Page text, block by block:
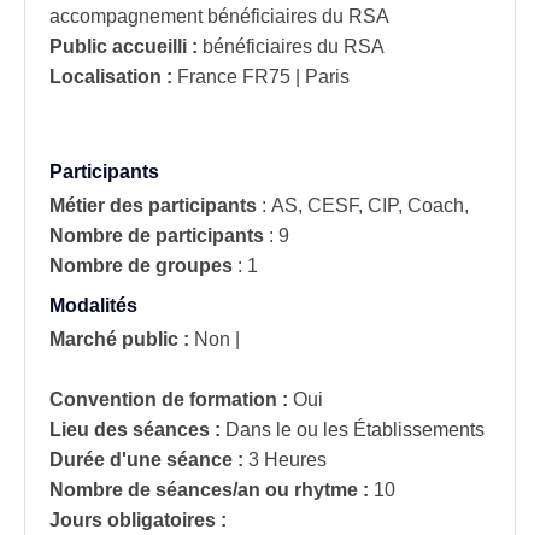
accompagnement bénéficiaires du RSA
Public accueilli : bénéficiaires du RSA
Localisation : France FR75 | Paris
Participants
Métier des participants : AS, CESF, CIP, Coach,
Nombre de participants : 9
Nombre de groupes : 1
Modalités
Marché public : Non
Convention de formation : Oui
Lieu des séances : Dans le ou les Établissements
Durée d'une séance : 3 Heures
Nombre de séances/an ou rhytme : 10
Jours obligatoires :